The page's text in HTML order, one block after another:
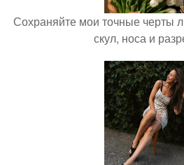
Сохраняйте мои точные черты
скул, носа и